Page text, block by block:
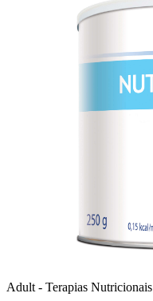
Adult - Terapias Nutricionais